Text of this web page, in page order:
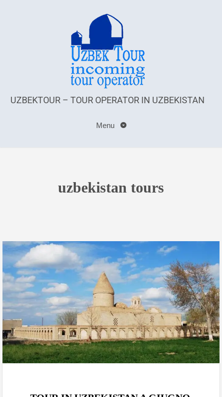
UZBEKTOUR – TOUR OPERATOR IN UZBEKISTAN
Menu
uzbekistan tours